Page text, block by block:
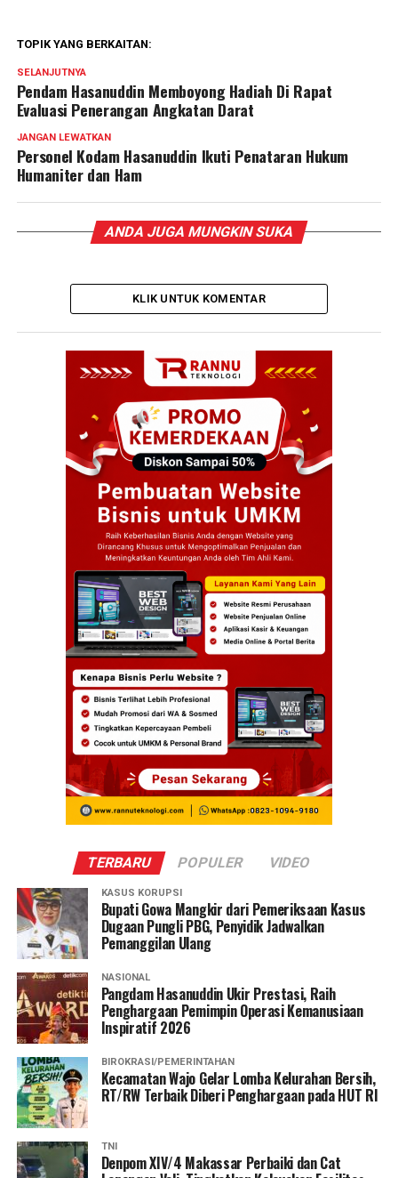
TOPIK YANG BERKAITAN:
SELANJUTNYA
Pendam Hasanuddin Memboyong Hadiah Di Rapat
Evaluasi Penerangan Angkatan Darat
JANGAN LEWATKAN
Personel Kodam Hasanuddin Ikuti Penataran Hukum
Humaniter dan Ham
ANDA JUGA MUNGKIN SUKA
KLIK UNTUK KOMENTAR
TERBARU POPULER VIDEO
KASUS KORUPSI
Bupati Gowa Mangkir dari Pemeriksaan Kasus
Dugaan Pungli PBG, Penyidik Jadwalkan
Pemanggilan Ulang
NASIONAL
Pangdam Hasanuddin Ukir Prestasi, Raih
Penghargaan Pemimpin Operasi Kemanusiaan
Inspiratif 2026
BIROKRASI/PEMERINTAHAN
Kecamatan Wajo Gelar Lomba Kelurahan Bersih,
RT/RW Terbaik Diberi Penghargaan pada HUT RI
TNI
Denpom XIV/4 Makassar Perbaiki dan Cat